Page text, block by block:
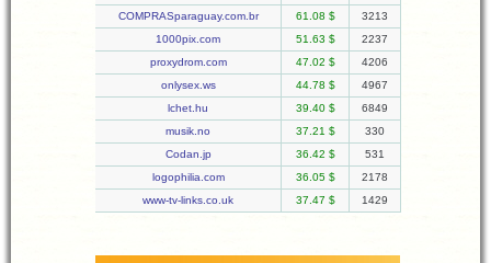
COMPRASparaguay.com.br
61.08 $
3213
1000pix.com
51.63 $
2237
proxydrom.com
47.02 $
4206
onlysex.ws
44.78 $
4967
lchet.hu
39.40 $
6849
musik.no
37.21 $
330
Codan.jp
36.42 $
531
logophilia.com
36.05 $
2178
www-tv-links.co.uk
37.47 $ 1429